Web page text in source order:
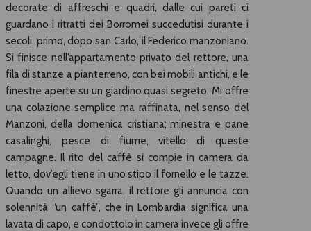
decorate di affreschi e quadri, dalle cui pareti ci
guardano i ritratti dei Borromei succedutisi durante i
secoli, primo, dopo san Carlo, il Federico manzoniano.
Si finisce nell’appartamento privato del rettore, una
fila di stanze a pianterreno, con bei mobili antichi, e le
finestre aperte su un giardino quasi segreto. Mi offre
una colazione semplice ma raffinata, nel senso del
Manzoni, della domenica cristiana; minestra e pane
casalinghi, pesce di fiume, vitello di queste
campagne. Il rito del caffè si compie in camera da
letto, dov’egli tiene in uno stipo il fornello e le tazze.
Quando un allievo sgarra, il rettore gli annuncia con
solennità “un caffè”, che in Lombardia significa una
lavata di capo, e condottolo in camera invece gli offre